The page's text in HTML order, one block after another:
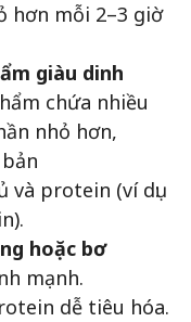
hơn mỗi 2–3 giờ
giàu dinh
chứa nhiều
nhỏ hơn,
protein (ví dụ:
hoặc bơ
mạnh.
dễ tiêu hóa.